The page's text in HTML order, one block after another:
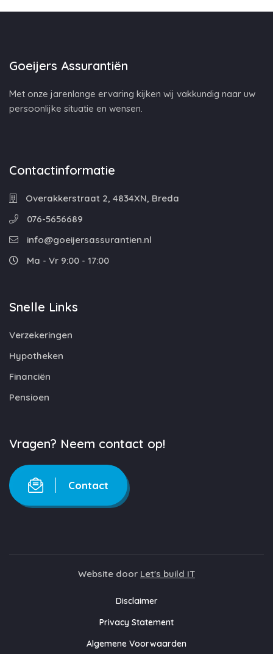
Goeijers Assurantiën
Met onze jarenlange ervaring kijken wij vakkundig naar uw
persoonlijke situatie en wensen.
Contactinformatie
Overakkerstraat 2, 4834XN, Breda
076-5656689
info@goeijersassurantien.nl
Ma - Vr 9:00 - 17:00
Snelle Links
Verzekeringen
Hypotheken
Financiën
Pensioen
Vragen? Neem contact op!
Contact
Website door Let's build IT
Disclaimer
Privacy Statement
Algemene Voorwaarden